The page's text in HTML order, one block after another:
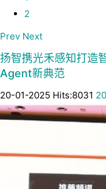
2
Prev Next
扬智携光禾感知打造
Agent新典范
20-01-2025 Hits:8031